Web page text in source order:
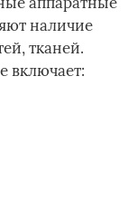
наличие
тканей.
включает: